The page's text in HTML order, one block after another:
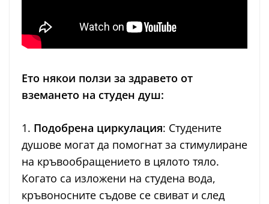
Ето някои ползи за здравето от
вземането на студен душ:
1. Подобрена циркулация: Студените
душове могат да помогнат за стимулиране
на кръвообращението в цялото тяло.
Когато са изложени на студена вода,
кръвоносните съдове се свиват и след